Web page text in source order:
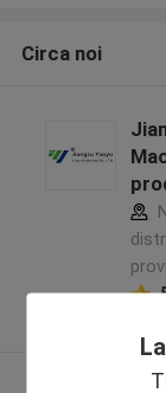
Circa noi